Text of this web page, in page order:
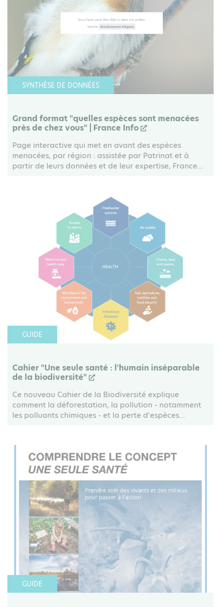
SYNTHÈSE DE DONNÉES
Grand format "quelles espèces sont menacées
près de chez vous" | France Info
Page interactive qui met en avant des espèces
menacées, par région : assistée par Patrinat et à
partir de leurs données et de leur expertise, France...
GUIDE
Cahier "Une seule santé : l'humain inséparable
de la biodiversité"
Ce nouveau Cahier de la Biodiversité explique
comment la déforestation, la pollution - notamment
les polluants chimiques - et la perte d’espèces...
GUIDE